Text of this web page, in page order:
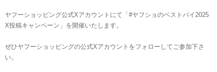
ヤフーショッピング公式Xアカウントにて「#ヤフショのベストバイ2025
X投稿キャンペーン」を開催いたします。
ぜひヤフーショッピングの公式Xアカウントをフォローしてご参加下さ
い。